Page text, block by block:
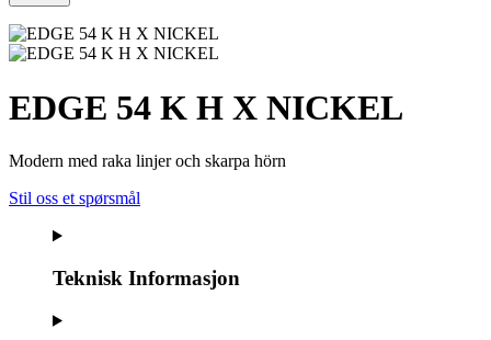
EDGE 54 K H X NICKEL
Modern med raka linjer och skarpa hörn
Stil oss et spørsmål
Teknisk Informasjon